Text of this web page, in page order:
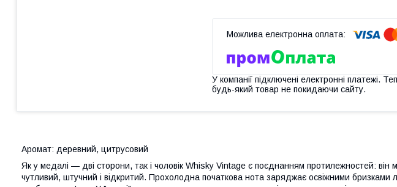
У компанії підключені електронні платежі.
будь-який товар не покидаючи сайту.
Аромат: деревний, цитрусовий
Як у медалі — дві сторони, так і чоловік Whisky Vintage є поєднанням протилежностей: він
чутливий, штучний і відкритий. Прохолодна початкова нота заряджає освіжними